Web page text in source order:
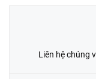
Liên hệ chúng